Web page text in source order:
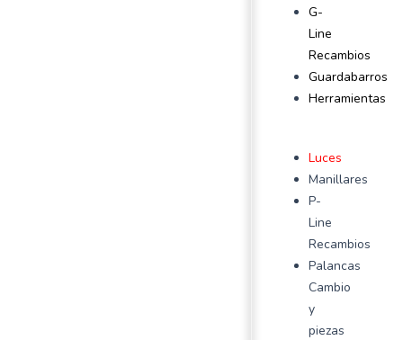
G-
Line
Recambios
Guardabarros
Herramientas
Luces
Manillares
P-
Line
Recambios
Palancas
Cambio
y
piezas